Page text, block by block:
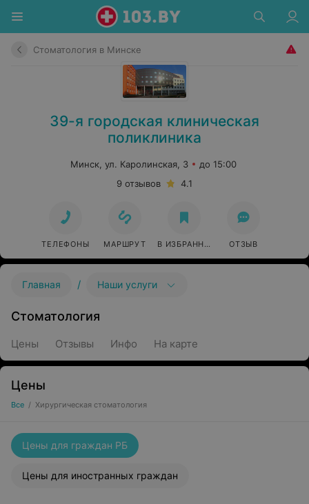
Стоматология в Минске
39-я городская клиническая
поликлиника
Минск, ул. Каролинская, 3
до 15:00
9 отзывов
4.1
ТЕЛЕФОНЫ МАРШРУТ В ИЗБРАННОЕ ОТЗЫВ
Главная / Наши услуги
Стоматология
Цены Отзывы Инфо На карте
Цены
Все / Хирургическая стоматология
Цены для граждан РБ
Цены для иностранных граждан